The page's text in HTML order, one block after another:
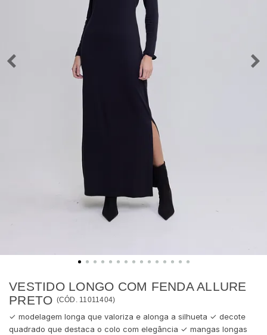
VESTIDO LONGO COM FENDA ALLURE
PRETO (CÓD. 11011404)
✓ modelagem longa que valoriza e alonga a silhueta ✓ decote
quadrado que destaca o colo com elegância ✓ mangas longas